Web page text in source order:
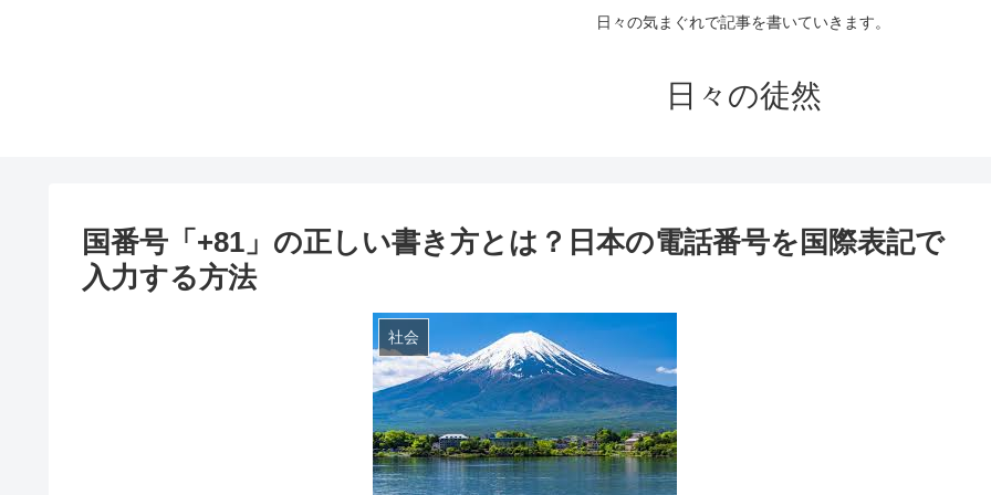
日々の気まぐれで記事を書いていきます。
日々の徒然
国番号「+81」の正しい書き方とは？日本の電話番号を国際表記で
入力する方法
社会